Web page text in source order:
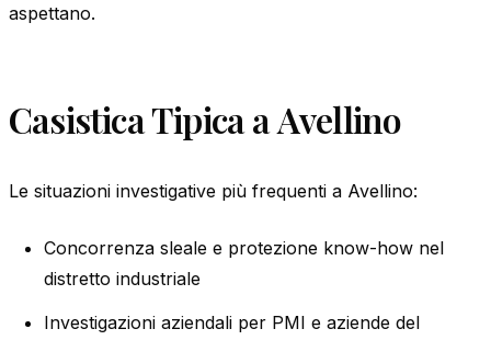
aspettano.
Casistica Tipica a Avellino
Le situazioni investigative più frequenti a Avellino:
Concorrenza sleale e protezione know-how nel
distretto industriale
Investigazioni aziendali per PMI e aziende del